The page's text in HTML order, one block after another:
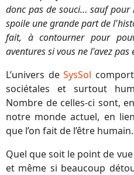
donc pas de souci… sauf pour
spoile une grande part de
fait, à contourner pour
aventures si vous ne l'avez pas
L’univers de SysSol
sociétales et surtout
Nombre de celles-ci sont,
notre monde actuel, en
que l’on fait de l’être humain.
Quel que soit le point de
et même si beaucoup